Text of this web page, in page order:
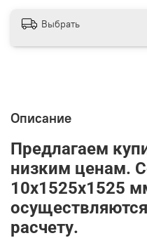
Выбрать
Описание
Предлагаем
низким ценам.
10х1525х1525
расчету.